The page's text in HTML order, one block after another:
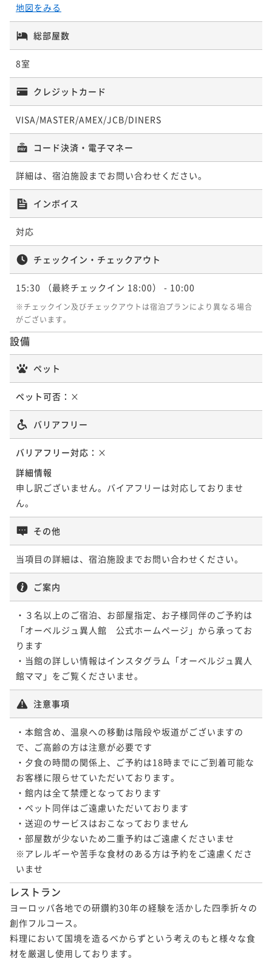
地図をみる
総部屋数
8室
クレジットカード
VISA/MASTER/AMEX/JCB/DINERS
コード決済・電子マネー
詳細は、宿泊施設までお問い合わせください。
インボイス
対応
チェックイン・チェックアウト
15:30 （最終チェックイン 18:00） - 10:00
※チェックイン及びチェックアウトは宿泊プランにより異なる場合
がございます。
設備
ペット
ペット可否： ×
バリアフリー
バリアフリー対応： ×
詳細情報
申し訳ございません。バイアフリーは対応しておりませ
ん。
その他
当項目の詳細は、宿泊施設までお問い合わせください。
ご案内
・３名以上のご宿泊、お部屋指定、お子様同伴のご予約は
「オーベルジュ異人館　公式ホームページ」から承ってお
ります
・当館の詳しい情報はインスタグラム「オーベルジュ異人
館ママ」をご覧くださいませ。
注意事項
・本館含め、温泉への移動は階段や坂道がございますの
で、ご高齢の方は注意が必要です
・夕食の時間の関係上、ご予約は18時までにご到着可能な
お客様に限らせていただいております。
・館内は全て禁煙となっております
・ペット同伴はご遠慮いただいております
・送迎のサービスはおこなっておりません
・部屋数が少ないため二重予約はご遠慮くださいませ
※アレルギーや苦手な食材のある方は予約をご遠慮くださ
いませ
レストラン
ヨーロッパ各地での研鑽約30年の経験を活かした四季折々の
創作フルコース。
料理において国境を造るべからずという考えのもと様々な食
材を厳選し使用しております。